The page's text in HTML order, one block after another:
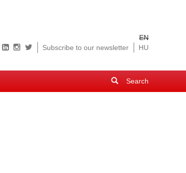
Subscribe to our newsletter
EN
HU
Search
form